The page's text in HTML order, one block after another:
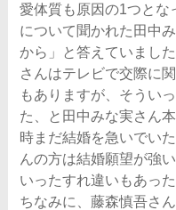
愛体質も原因の1つとな
について聞かれた田中
から」と答えていまし
さんはテレビで交際に
もありますが、そうい
た、と田中みな実さん
時まだ結婚を急いでい
んの方は結婚願望が強
いったすれ違いもあっ
ちなみに、藤森慎吾さ